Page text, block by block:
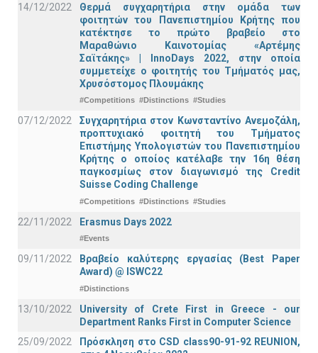
14/12/2022
Θερμά συγχαρητήρια στην ομάδα των
φοιτητών του Πανεπιστημίου Κρήτης που
κατέκτησε το πρώτο βραβείο στο
Μαραθώνιο Καινοτομίας «Αρτέμης
Σαϊτάκης» | InnoDays 2022, στην οποία
συμμετείχε ο φοιτητής του Τμήματός μας,
Χρυσόστομος Πλουμάκης
#Competitions #Distinctions #Studies
07/12/2022
Συγχαρητήρια στον Κωνσταντίνο Ανεμοζάλη,
προπτυχιακό φοιτητή του Τμήματος
Επιστήμης Υπολογιστών του Πανεπιστημίου
Κρήτης ο οποίος κατέλαβε την 16η θέση
παγκοσμίως στον διαγωνισμό της Credit
Suisse Coding Challenge
#Competitions #Distinctions #Studies
22/11/2022 Erasmus Days 2022
#Events
09/11/2022
Βραβείο καλύτερης εργασίας (Best Paper
Award) @ ISWC22
#Distinctions
13/10/2022
University of Crete First in Greece - our
Department Ranks First in Computer Science
25/09/2022
Πρόσκληση στο CSD class90-91-92 REUNION,